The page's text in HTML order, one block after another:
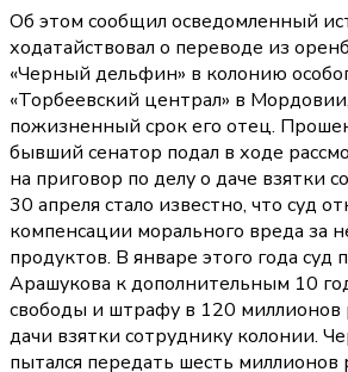
Об этом сообщил осведомленный
ходатайствовал о переводе из
«Черный дельфин» в колонию
«Торбеевский централ» в
пожизненный срок его отец.
бывший сенатор подал в ходе
на приговор по делу о даче взятки
30 апреля стало известно, что суд
компенсации морального вреда за
продуктов. В январе этого года суд
Арашукова к дополнительным 10
свободы и штрафу в 120 миллионов
дачи взятки сотруднику колонии.
пытался передать шесть миллионов